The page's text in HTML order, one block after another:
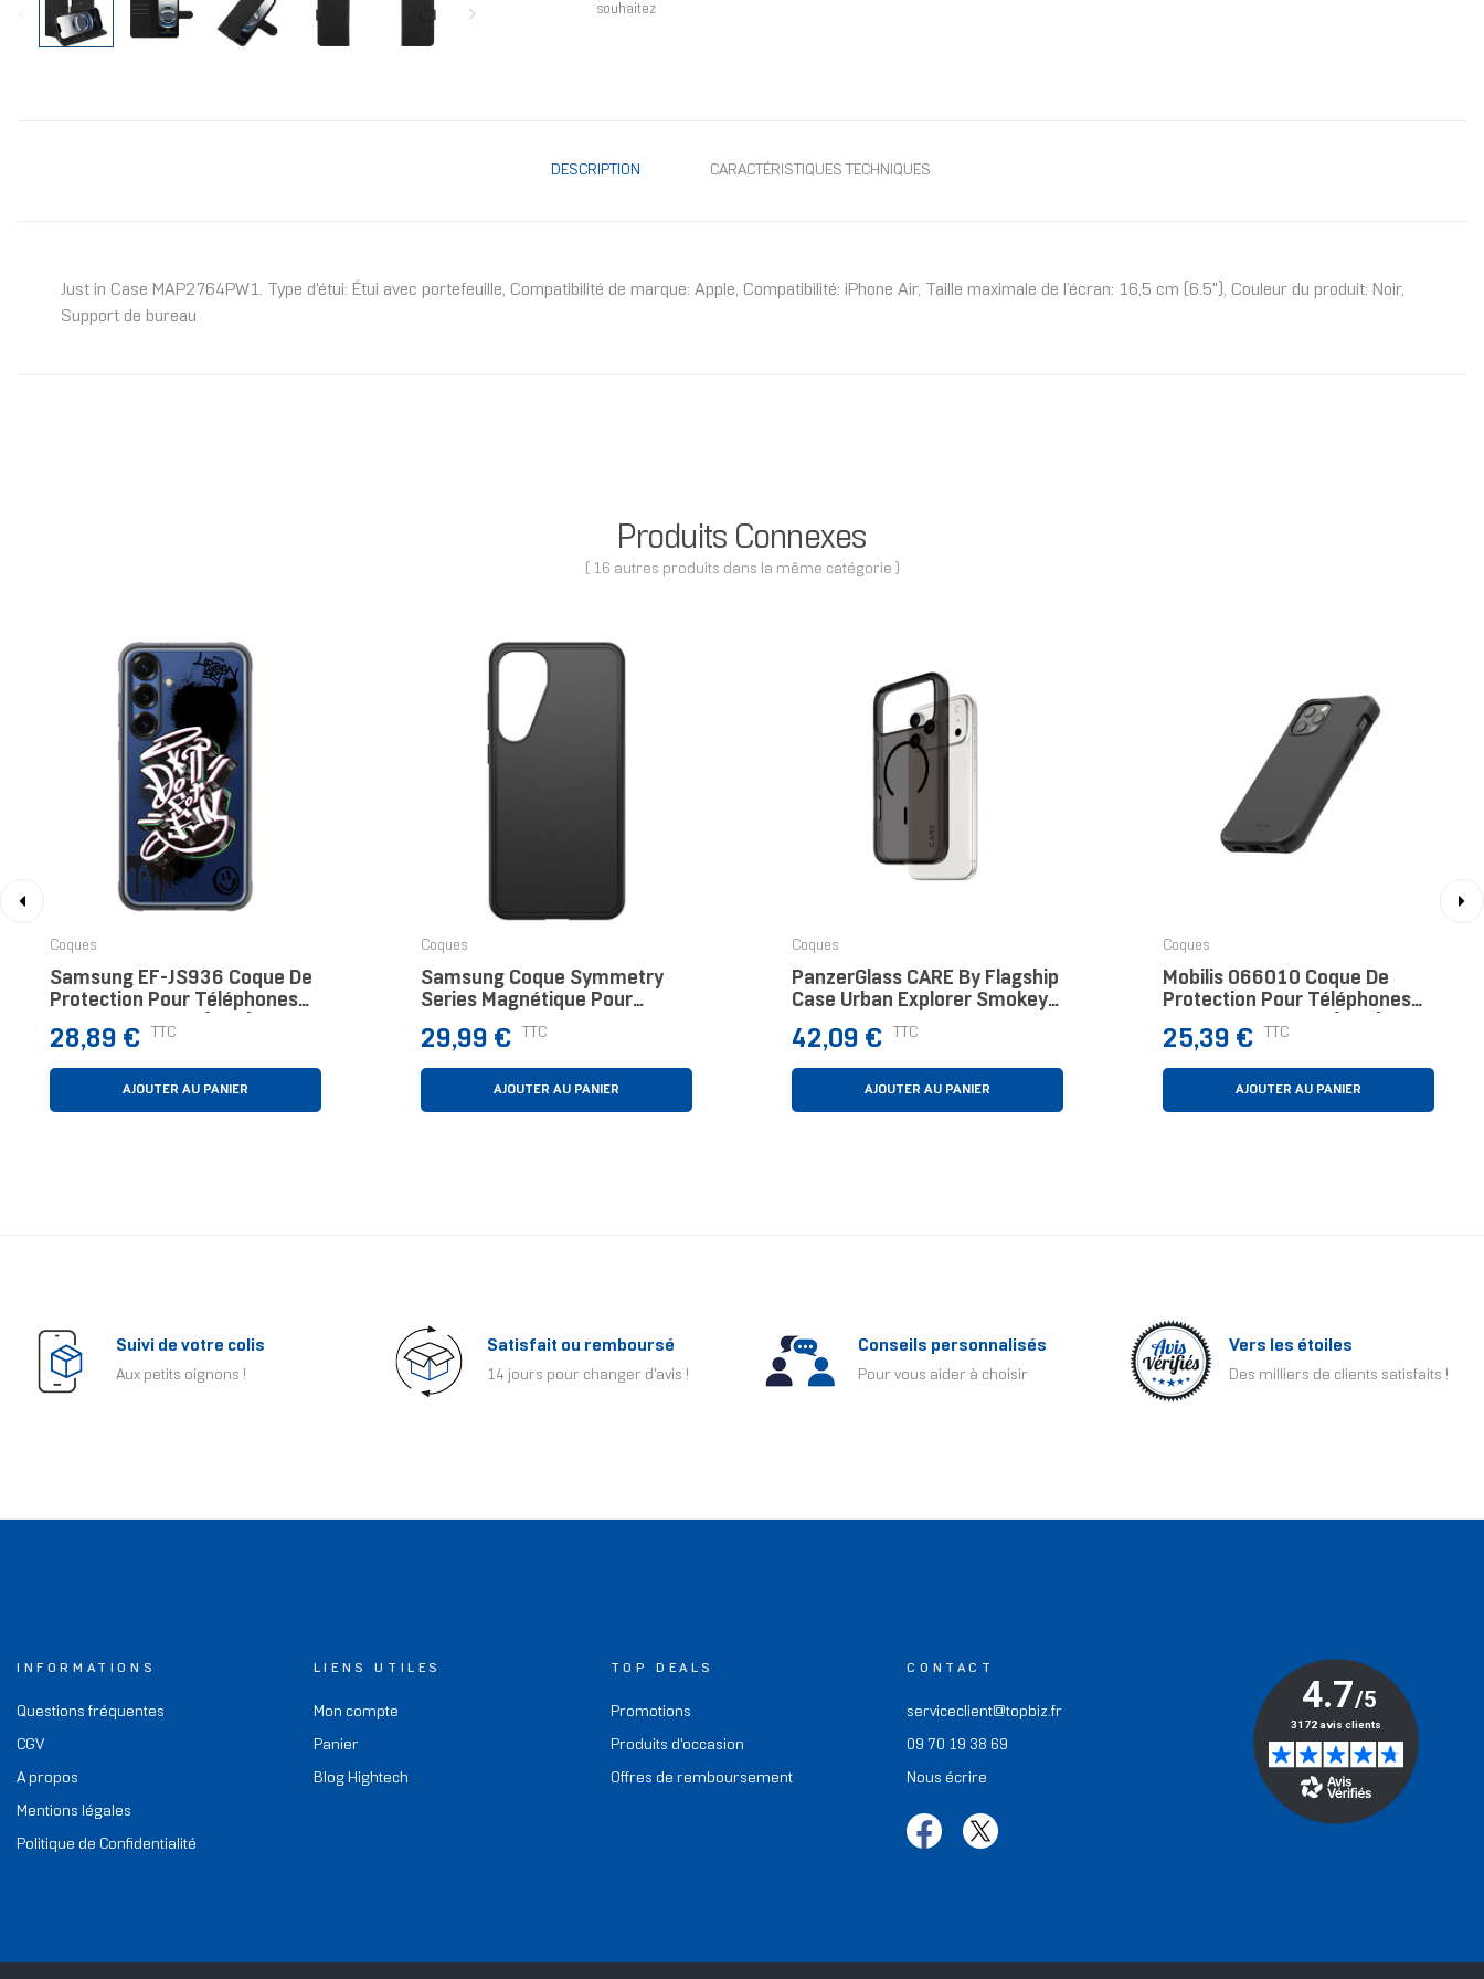
souhaitez
DESCRIPTION CARACTÉRISTIQUES TECHNIQUES
Just in Case MAP2764PW1. Type d'étui: Étui avec portefeuille, Compatibilité de marque: Apple, Compatibilité: iPhone Air, Taille maximale de l’écran: 16,5 cm (6.5"), Couleur du produit: Noir,
Support de bureau
Produits Connexes
( 16 autres produits dans la même catégorie )
Coques
Samsung EF-JS936 Coque De
Protection Pour Téléphones
Portables 17 Cm (6.7")
Housse Noir, Multicolore
Prix
28,89 € TTC
AJOUTER AU PANIER
Coques
Samsung Coque Symmetry
Series Magnétique Pour
Galaxy S25+
Prix
29,99 € TTC
AJOUTER AU PANIER
Coques
PanzerGlass CARE By Flagship
Case Urban Explorer Smokey
W. Black MagSafe IPhone 17
Pro Max Coque De Protection
Pour Téléphones
Prix
42,09 € TTC
AJOUTER AU PANIER
Coques
Mobilis 066010 Coque De
Protection Pour Téléphones
Portables 13,7 Cm (5.4")
Housse Noir
Prix
25,39 € TTC
AJOUTER AU PANIER
Suivi de votre colis
Aux petits oignons !
Satisfait ou remboursé
14 jours pour changer d'avis !
Conseils personnalisés
Pour vous aider à choisir
Vers les étoiles
Des milliers de clients satisfaits !
INFORMATIONS
Questions fréquentes
CGV
A propos
Mentions légales
Politique de Confidentialité
LIENS UTILES
Mon compte
Panier
Blog Hightech
TOP DEALS
Promotions
Produits d'occasion
Offres de remboursement
CONTACT
serviceclient@topbiz.fr
09 70 19 38 69
Nous écrire